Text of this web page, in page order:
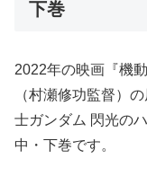
下巻
2022年の映画『機
（村瀬修功監督）
士ガンダム 閃光の
中・下巻です。